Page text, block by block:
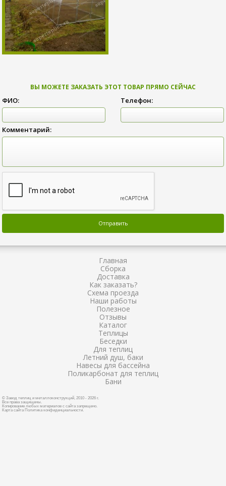
ВЫ МОЖЕТЕ ЗАКАЗАТЬ ЭТОТ ТОВАР ПРЯМО СЕЙЧАС
ФИО: Телефон:
Комментарий:
Главная
Сборка
Доставка
Как заказать?
Схема проезда
Наши работы
Полезное
Отзывы
Каталог
Теплицы
Беседки
Для теплиц
Летний душ, баки
Навесы для бассейна
Поликарбонат для теплиц
Бани
© Завод теплиц и металлоконструкций, 2010 - 2026 г.
Все права защищены.
Копирование любых материалов с сайта запрещено.
Карта сайта Политика конфиденциальности.